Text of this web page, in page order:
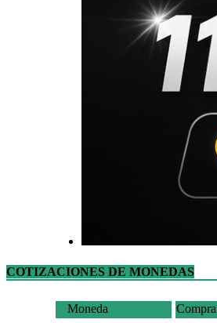
COTIZACIONES DE MONEDAS
Moneda Compra